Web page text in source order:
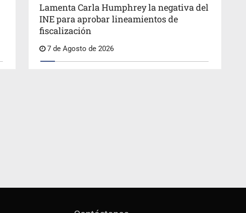
Lamenta Carla Humphrey la negativa del
INE para aprobar lineamientos de
fiscalización
7 de Agosto de 2026